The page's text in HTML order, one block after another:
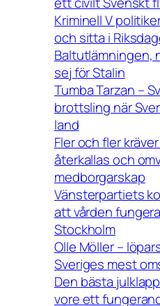
Kriminell V
och sitta i
Baltutlämningen,
sej för Stalin
Tumba Tarzan –
brottsling när
land
Fler och fler
återkallas och
medborgarskap
Vänsterpartiets
att vården
Stockholm
Olle Möller –
Sveriges mest
Den bästa
vore ett